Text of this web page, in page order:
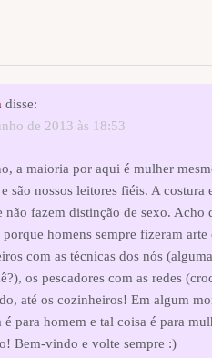
disse:
de 2013 às 18:53
a maioria por aqui é mulher
são nossos leitores fiéis. A costura
não fazem distinção de sexo. Acho
porque homens sempre fizeram arte
com as técnicas dos nós
os pescadores com as redes
até os cozinheiros! Em algum
é para homem e tal coisa é para
Bem-vindo e volte sempre :)